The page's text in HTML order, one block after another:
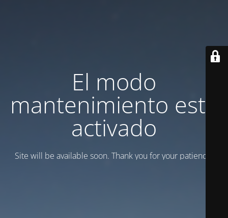
El modo
mantenimiento está
activado
Site will be available soon. Thank you for your patience!